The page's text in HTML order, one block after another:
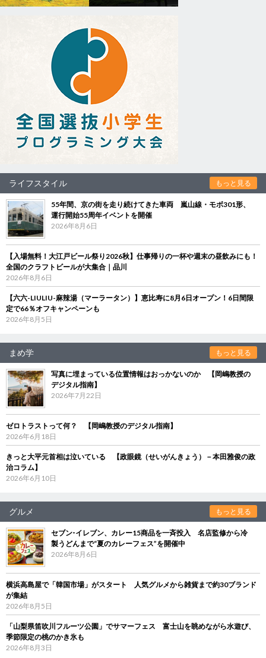
ライフスタイル もっと見る
55年間、京の街を走り続けてきた車両 嵐山線・モボ301形、
運行開始55周年イベントを開催
2026年8月6日
【入場無料！大江戸ビール祭り2026秋】仕事帰りの一杯や週末の昼飲みにも！
全国のクラフトビールが大集合｜品川
2026年8月6日
【六六-LIULIU-麻辣湯（マーラータン）】恵比寿に8月6日オープン！6日間限
定で66％オフキャンペーンも
2026年8月5日
まめ学 もっと見る
写真に埋まっている位置情報はおっかないのか 【岡嶋教授の
デジタル指南】
2026年7月22日
ゼロトラストって何？ 【岡嶋教授のデジタル指南】
2026年6月18日
きっと大平元首相は泣いている 【政眼鏡（せいがんきょう）－本田雅俊の政
治コラム】
2026年6月10日
グルメ もっと見る
セブン‐イレブン、カレー15商品を一斉投入 名店監修から冷
製うどんまで“夏のカレーフェス”を開催中
2026年8月6日
横浜高島屋で「韓国市場」がスタート 人気グルメから雑貨まで約30ブランド
が集結
2026年8月5日
「山梨県笛吹川フルーツ公園」でサマーフェス 富士山を眺めながら水遊び、
季節限定の桃のかき氷も
2026年8月3日